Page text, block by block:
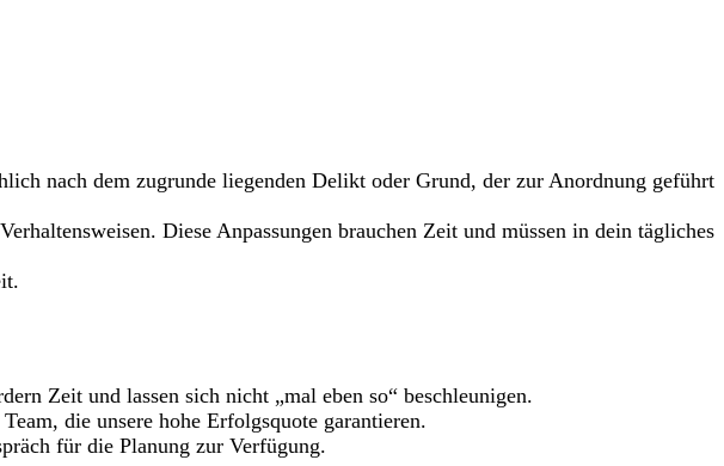
nach dem zugrunde liegenden Delikt oder Grund, der zur Anordnung geführt
Diese Anpassungen brauchen Zeit und müssen in dein tägliches
Zeit und lassen sich nicht „mal eben so“ beschleunigen.
die unsere hohe Erfolgsquote garantieren.
für die Planung zur Verfügung.